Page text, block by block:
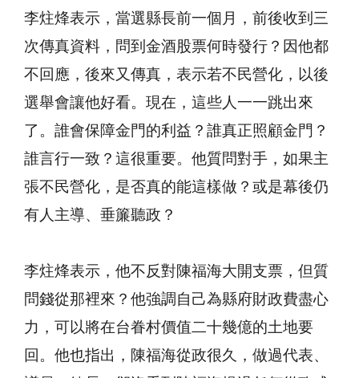
李炷烽表示，當選縣長前一個月，前後收到三
次傳真資料，問到金酒股票何時發行？因他都
不回應，後來又傳真，表示若不民營化，以後
選舉會讓他好看。現在，這些人一一跳出來
了。誰會保障金門的利益？誰真正照顧金門？
誰言行一致？這很重要。他質問對手，如果主
張不民營化，是否真的能這樣做？或是幕後仍
有人主導、垂簾聽政？
李炷烽表示，他不反對陳福海大開支票，但質
問錢從那裡來？他強調自己為縣府財政費盡心
力，可以將在台眷村價值二十幾億的土地要
回。他也指出，陳福海從政很久，做過代表、